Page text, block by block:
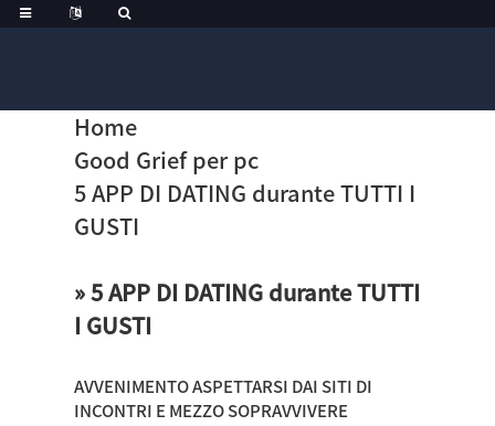
Home
Good Grief per pc
5 APP DI DATING durante TUTTI I
GUSTI
» 5 APP DI DATING durante TUTTI
I GUSTI
AVVENIMENTO ASPETTARSI DAI SITI DI
INCONTRI E MEZZO SOPRAVVIVERE